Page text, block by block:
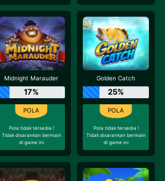
Midnight Marauder
17%
Pola tidak tersedia !
Tidak disarankan bermain
di game ini
Golden Catch
25%
Pola tidak tersedia !
Tidak disarankan bermain
di game ini